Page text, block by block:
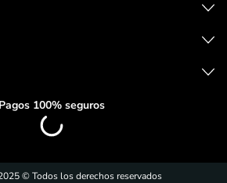
Pagos 100% seguros
© Todos los derechos reservados